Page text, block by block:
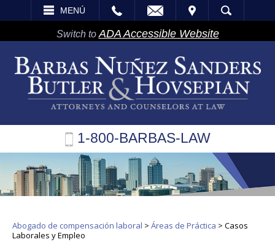
MENÚ
VISITA BÚSQUEDA
Switch to ADA Accessible Website
1-800-BARBAS-LAW
Abogado de compensación laboral > Áreas de Práctica > Casos
Laborales y Empleo